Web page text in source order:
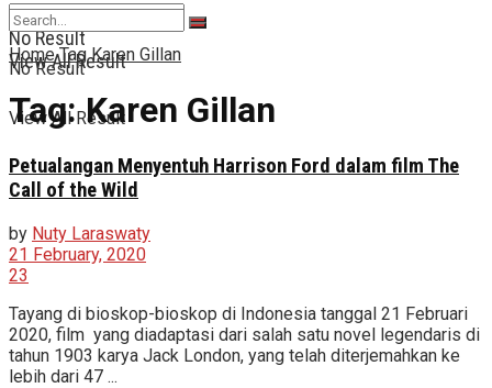
No Result
View All Result
No Result
View All Result
Home Tag Karen Gillan
Tag:Karen Gillan
Petualangan Menyentuh Harrison Ford dalam film The
Call of the Wild
by Nuty Laraswaty
21 February, 2020
23
Tayang di bioskop-bioskop di Indonesia tanggal 21 Februari
2020, film yang diadaptasi dari salah satu novel legendaris di
tahun 1903 karya Jack London, yang telah diterjemahkan ke
lebih dari 47 ...